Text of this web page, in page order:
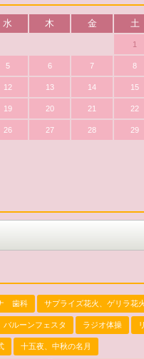
水 木 金 土
1
5 6 7 8
12 13 14 15
19 20 21 22
26 27 28 29
歯科 サプライズ花火、ゲリラ花
バルーンフェスタ ラジオ体操
十五夜、中秋の名月